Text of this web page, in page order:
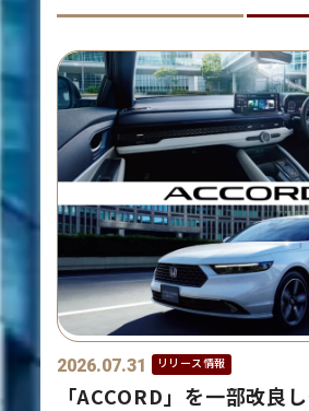
2026.07.31 リリース情報
「ACCORD」を一部改良